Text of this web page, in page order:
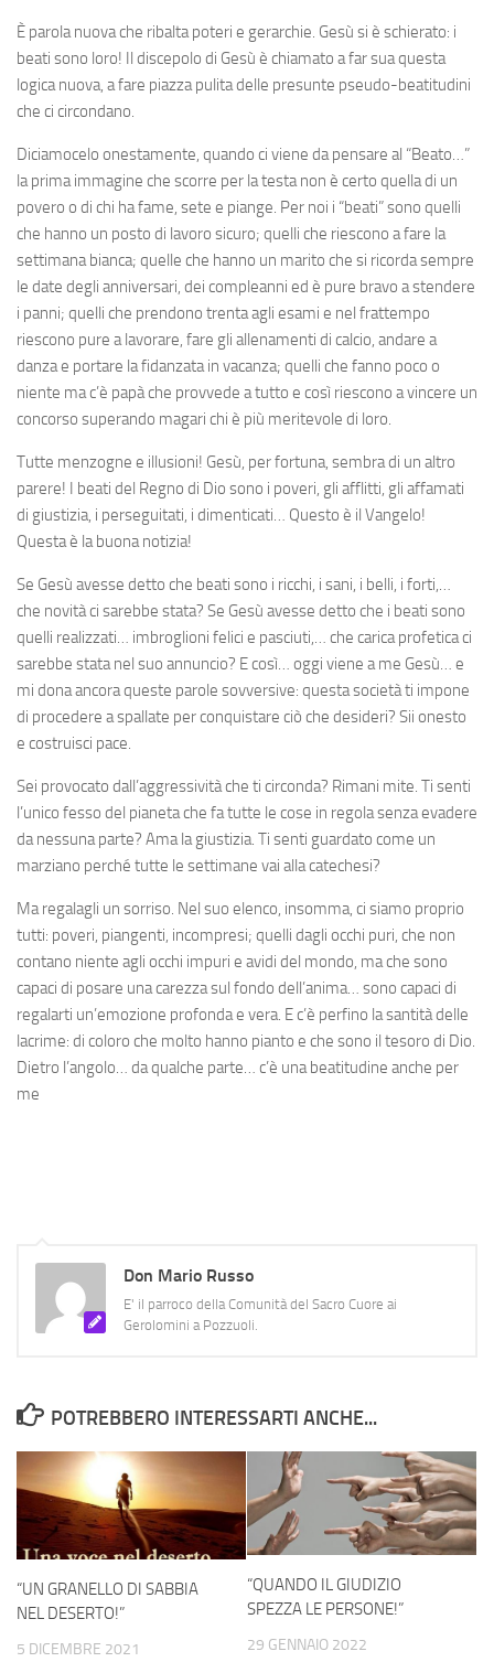
È parola nuova che ribalta poteri e gerarchie. Gesù si è schierato: i
beati sono loro! Il discepolo di Gesù è chiamato a far sua questa
logica nuova, a fare piazza pulita delle presunte pseudo-beatitudini
che ci circondano.
Diciamocelo onestamente, quando ci viene da pensare al “Beato…”
la prima immagine che scorre per la testa non è certo quella di un
povero o di chi ha fame, sete e piange. Per noi i “beati” sono quelli
che hanno un posto di lavoro sicuro; quelli che riescono a fare la
settimana bianca; quelle che hanno un marito che si ricorda sempre
le date degli anniversari, dei compleanni ed è pure bravo a stendere
i panni; quelli che prendono trenta agli esami e nel frattempo
riescono pure a lavorare, fare gli allenamenti di calcio, andare a
danza e portare la fidanzata in vacanza; quelli che fanno poco o
niente ma c’è papà che provvede a tutto e così riescono a vincere un
concorso superando magari chi è più meritevole di loro.
Tutte menzogne e illusioni! Gesù, per fortuna, sembra di un altro
parere! I beati del Regno di Dio sono i poveri, gli afflitti, gli affamati
di giustizia, i perseguitati, i dimenticati… Questo è il Vangelo!
Questa è la buona notizia!
Se Gesù avesse detto che beati sono i ricchi, i sani, i belli, i forti,…
che novità ci sarebbe stata? Se Gesù avesse detto che i beati sono
quelli realizzati… imbroglioni felici e pasciuti,… che carica profetica ci
sarebbe stata nel suo annuncio? E così… oggi viene a me Gesù… e
mi dona ancora queste parole sovversive: questa società ti impone
di procedere a spallate per conquistare ciò che desideri? Sii onesto
e costruisci pace.
Sei provocato dall’aggressività che ti circonda? Rimani mite. Ti senti
l’unico fesso del pianeta che fa tutte le cose in regola senza evadere
da nessuna parte? Ama la giustizia. Ti senti guardato come un
marziano perché tutte le settimane vai alla catechesi?
Ma regalagli un sorriso. Nel suo elenco, insomma, ci siamo proprio
tutti: poveri, piangenti, incompresi; quelli dagli occhi puri, che non
contano niente agli occhi impuri e avidi del mondo, ma che sono
capaci di posare una carezza sul fondo dell’anima… sono capaci di
regalarti un’emozione profonda e vera. E c’è perfino la santità delle
lacrime: di coloro che molto hanno pianto e che sono il tesoro di Dio.
Dietro l’angolo… da qualche parte… c’è una beatitudine anche per
me
Don Mario Russo
E' il parroco della Comunità del Sacro Cuore ai
Gerolomini a Pozzuoli.
POTREBBERO INTERESSARTI ANCHE...
“UN GRANELLO DI SABBIA
NEL DESERTO!”
5 DICEMBRE 2021
“QUANDO IL GIUDIZIO
SPEZZA LE PERSONE!”
29 GENNAIO 2022